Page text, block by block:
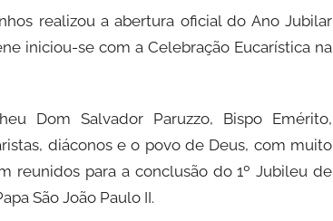
realizou a abertura oficial do Ano Jubilar
iniciou-se com a Celebração Eucarística na
Dom Salvador Paruzzo, Bispo Emérito,
diáconos e o povo de Deus, com muito
reunidos para a conclusão do 1º Jubileu de
São João Paulo II.